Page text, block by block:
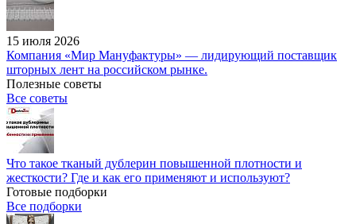
15 июля 2026
Компания «Мир Мануфактуры» — лидирующий поставщик
шторных лент на российском рынке.
Полезные советы
Все советы
Что такое тканый дублерин повышенной плотности и
жесткости? Где и как его применяют и используют?
Готовые подборки
Все подборки